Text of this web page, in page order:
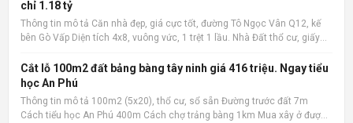
chỉ 1.18 tỷ
Thông tin mô tả Căn nhà đẹp, giá cực tốt, đường Tô Ngọc Vân Q12, kế
bên Gò Vấp Diện tích 4x8, vuông vức, 1 trệt 1 lầu. Nhà Đất thổ cư, giấy
công rộng, sân phơi. Giá cực tốt chỉ 1.1
Cắt lỗ 100m2 đất bảng bàng tây ninh giá 416 triệu. Ngay tiểu
học An Phú
Thông tin mô tả 100m2 (5x20), thổ cư, sổ sẵn Đường trước đất 7m
Cách tiểu học An Phú 400m Cách chợ trảng bàng 1km Mua xây ở được